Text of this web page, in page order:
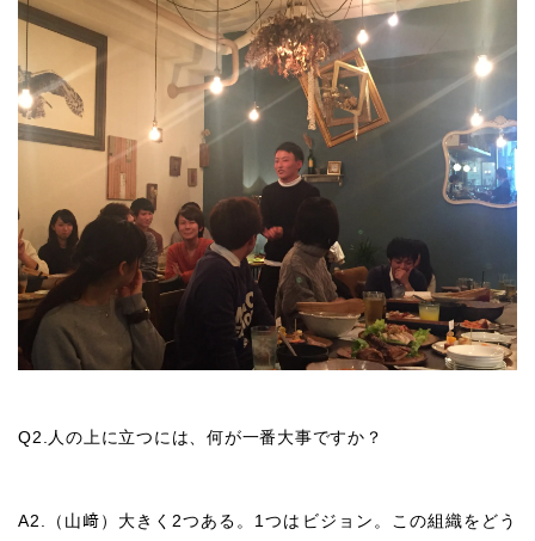
Q2.人の上に立つには、何が一番大事ですか？
A2.（山﨑）大きく2つある。1つはビジョン。この組織をどう